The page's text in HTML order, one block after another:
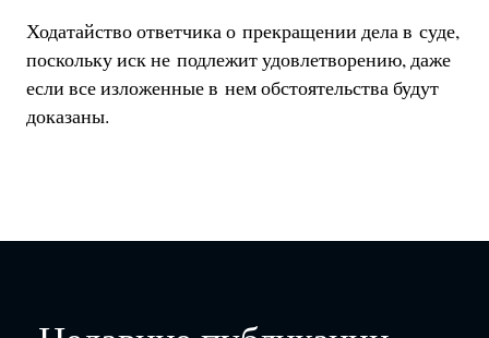
Ходатайство ответчика о прекращении дела в суде,
поскольку иск не подлежит удовлетворению, даже
если все изложенные в нем обстоятельства будут
доказаны.